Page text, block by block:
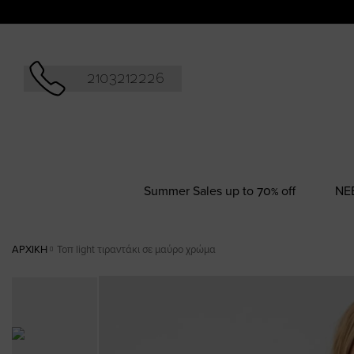
2103212226
Summer Sales up to 70% off
ΑΡΧΙΚΉ Τοπ light τιραντάκι σε μαύρο χρώμα
end